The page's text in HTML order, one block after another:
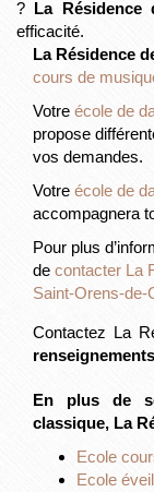
? La Résidence
efficacité.
La Résidence
cours de
Votre école de
propose
vos demandes.
Votre école de
accompagnera
Pour plus
de contacter La
Saint-Orens-de-
Contactez La
En plus de
classique, La
Ecole
Ecole